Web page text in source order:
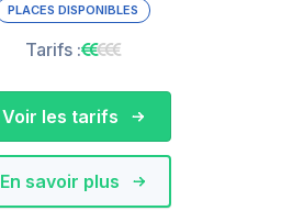
PLACES DISPONIBLES
Tarifs :
En savoir plus
Voir les tarifs